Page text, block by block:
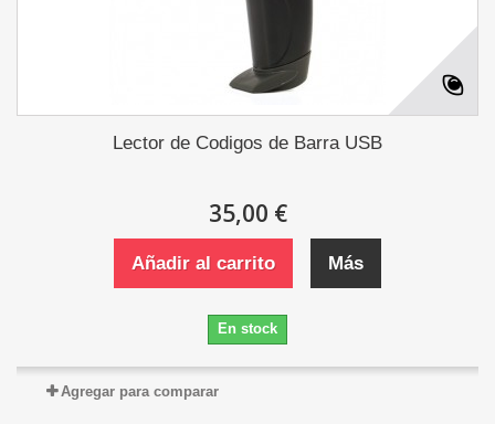
Lector de Codigos de Barra USB
35,00 €
Añadir al carrito Más
En stock
Agregar para comparar